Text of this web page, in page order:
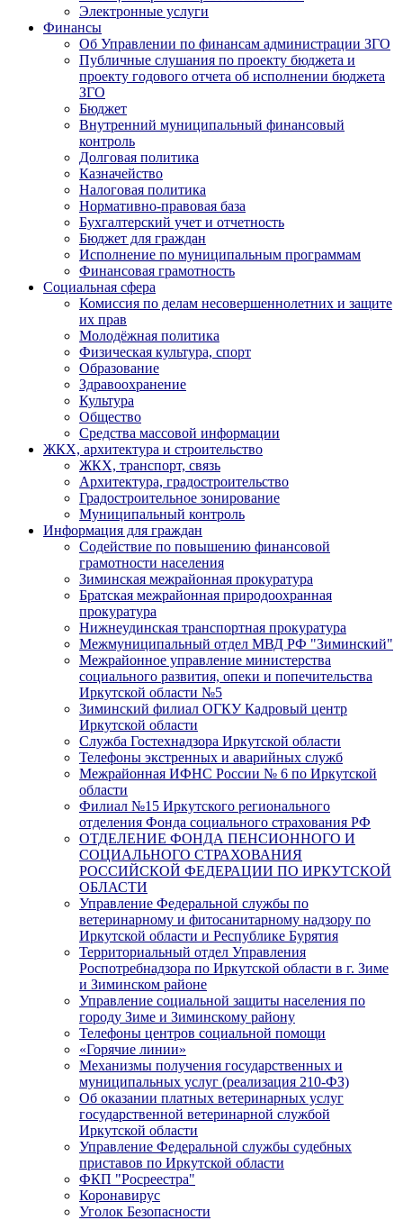
Электронные услуги
Финансы
Об Управлении по финансам администрации ЗГО
Публичные слушания по проекту бюджета и
проекту годового отчета об исполнении бюджета
ЗГО
Бюджет
Внутренний муниципальный финансовый
контроль
Долговая политика
Казначейство
Налоговая политика
Нормативно-правовая база
Бухгалтерский учет и отчетность
Бюджет для граждан
Исполнение по муниципальным программам
Финансовая грамотность
Социальная сфера
Комиссия по делам несовершеннолетних и защите
их прав
Молодёжная политика
Физическая культура, спорт
Образование
Здравоохранение
Культура
Общество
Средства массовой информации
ЖКХ, архитектура и строительство
ЖКХ, транспорт, связь
Архитектура, градостроительство
Градостроительное зонирование
Муниципальный контроль
Информация для граждан
Содействие по повышению финансовой
грамотности населения
Зиминская межрайонная прокуратура
Братская межрайонная природоохранная
прокуратура
Нижнеудинская транспортная прокуратура
Межмуниципальный отдел МВД РФ "Зиминский"
Межрайонное управление министерства
социального развития, опеки и попечительства
Иркутской области №5
Зиминский филиал ОГКУ Кадровый центр
Иркутской области
Служба Гостехнадзора Иркутской области
Телефоны экстренных и аварийных служб
Межрайонная ИФНС России № 6 по Иркутской
области
Филиал №15 Иркутского регионального
отделения Фонда социального страхования РФ
ОТДЕЛЕНИЕ ФОНДА ПЕНСИОННОГО И
СОЦИАЛЬНОГО СТРАХОВАНИЯ
РОССИЙСКОЙ ФЕДЕРАЦИИ ПО ИРКУТСКОЙ
ОБЛАСТИ
Управление Федеральной службы по
ветеринарному и фитосанитарному надзору по
Иркутской области и Республике Бурятия
Территориальный отдел Управления
Роспотребнадзора по Иркутской области в г. Зиме
и Зиминском районе
Управление социальной защиты населения по
городу Зиме и Зиминскому району
Телефоны центров социальной помощи
«Горячие линии»
Механизмы получения государственных и
муниципальных услуг (реализация 210-ФЗ)
Об оказании платных ветеринарных услуг
государственной ветеринарной службой
Иркутской области
Управление Федеральной службы судебных
приставов по Иркутской области
ФКП "Росреестра"
Коронавирус
Уголок Безопасности